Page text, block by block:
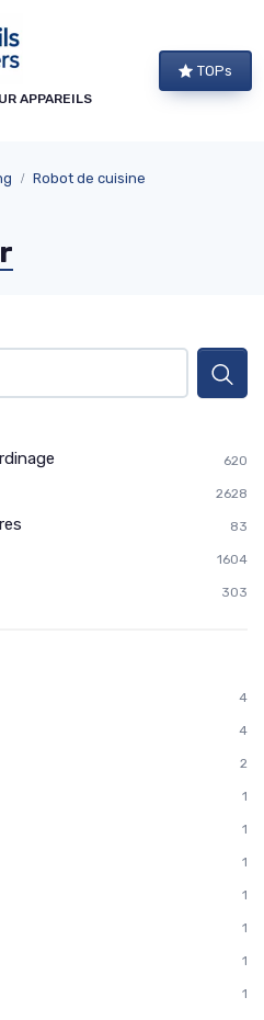
APPAREILS
TOPs
Robot de cuisine
620
2628
83
1604
303
4
4
2
1
1
1
1
1
1
1
×
MÉNAGERS
bon plan !
exclusifs et alertes
dans votre boîte mail.
de recevoir la newsletter
offres de ses partenaires.
être plus tard